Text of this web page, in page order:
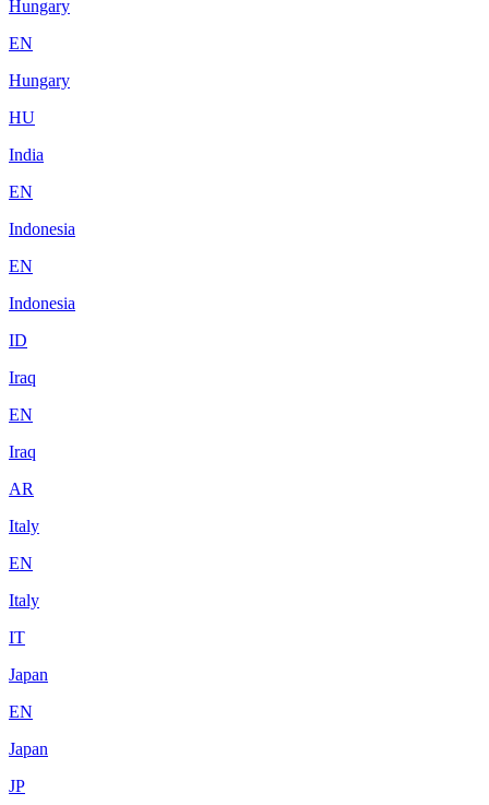
Hungary
EN
Hungary
HU
India
EN
Indonesia
EN
Indonesia
ID
Iraq
EN
Iraq
AR
Italy
EN
Italy
IT
Japan
EN
Japan
JP